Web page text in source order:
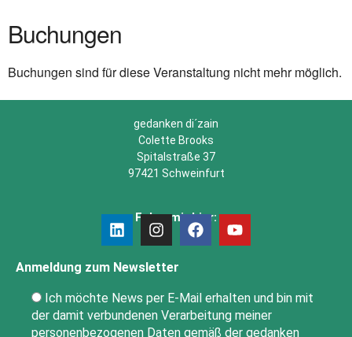
Buchungen
Buchungen sind für diese Veranstaltung nicht mehr möglich.
gedanken di´zain
Colette Brooks
Spitalstraße 37
97421 Schweinfurt
Folge mir hier:
Anmeldung zum Newsletter
Ich möchte News per E-Mail erhalten und bin mit
der damit verbundenen Verarbeitung meiner
personenbezogenen Daten gemäß der gedanken